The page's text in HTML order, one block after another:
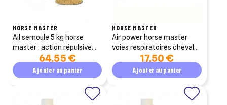
HORSE MASTER
ail semoule 5 kg horse
master : action répulsive
contre les insectes pour
chevaux
64,55 €
Ajouter au panier
HORSE MASTER
air power horse master
voies respiratoires cheval
seringue 50 ml
17,50 €
Ajouter au panier